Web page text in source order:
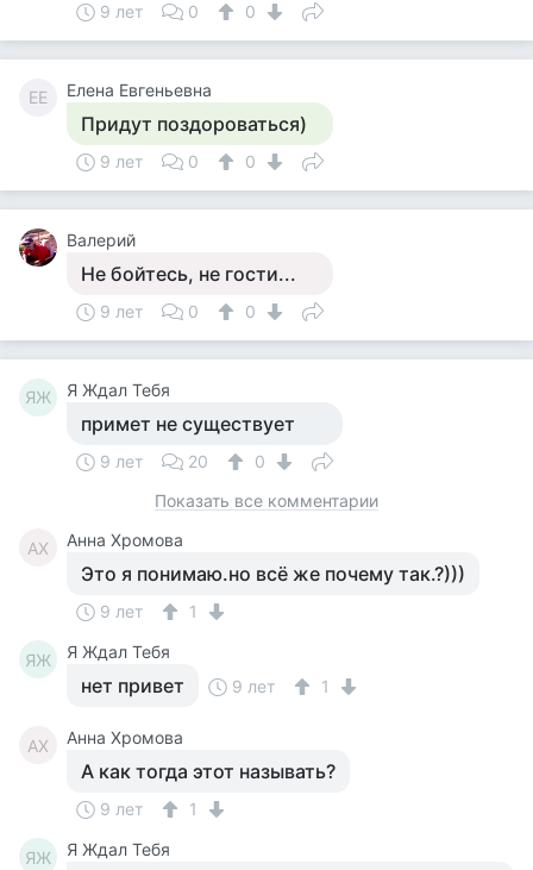
9 лет 0 0
ЕЕ Елена Евгеньевна
Придут поздороваться)
9 лет 0 0
Валерий
Не бойтесь, не гости...
9 лет 0 0
ЯЖ Я Ждал Тебя
примет не существует
9 лет 20
0
Показать все комментарии
АХ Анна Хромова
Это я понимаю.но всё же почему так.?)))
9 лет 1
ЯЖ Я Ждал Тебя
нет привет 9 лет 1
АХ Анна Хромова
А как тогда этот называть?
9 лет 1
ЯЖ Я Ждал Тебя